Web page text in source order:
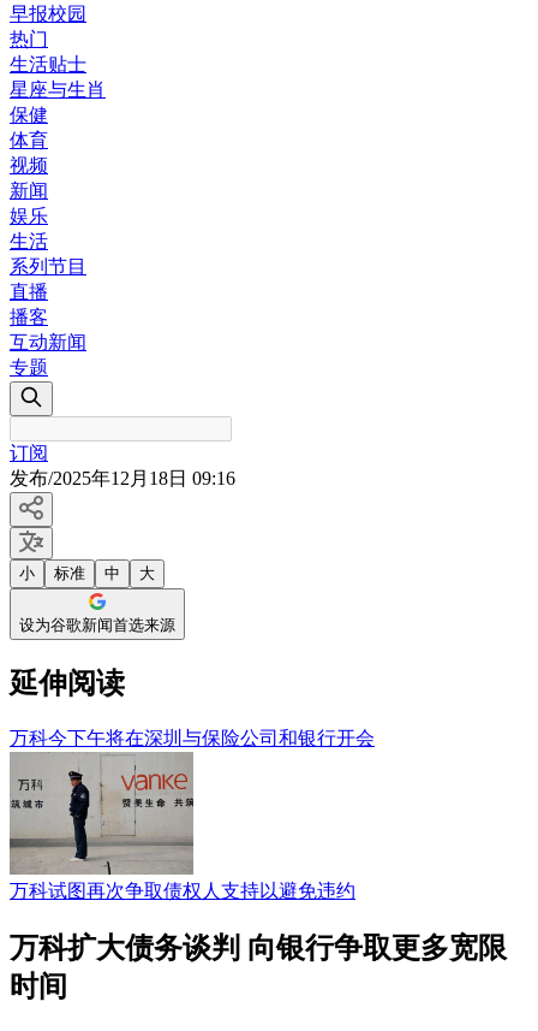
早报校园
热门
生活贴士
星座与生肖
保健
体育
视频
新闻
娱乐
生活
系列节目
直播
播客
互动新闻
专题
订阅
发布/2025年12月18日 09:16
小 标准 中 大
设为谷歌新闻首选来源
延伸阅读
万科今下午将在深圳与保险公司和银行开会
万科试图再次争取债权人支持以避免违约
万科扩大债务谈判 向银行争取更多宽限
时间